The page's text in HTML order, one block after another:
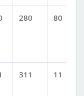
280 80
311 11